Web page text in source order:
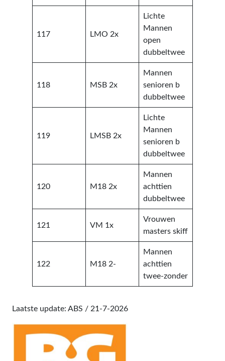
117 LMO 2x
Lichte
Mannen
open
dubbeltwee
118 MSB 2x
Mannen
senioren b
dubbeltwee
119 LMSB 2x
Lichte
Mannen
senioren b
dubbeltwee
120 M18 2x
Mannen
achttien
dubbeltwee
121 VM 1x
Vrouwen
masters skiff
122 M18 2-
Mannen
achttien
twee-zonder
Laatste update: ABS / 21-7-2026